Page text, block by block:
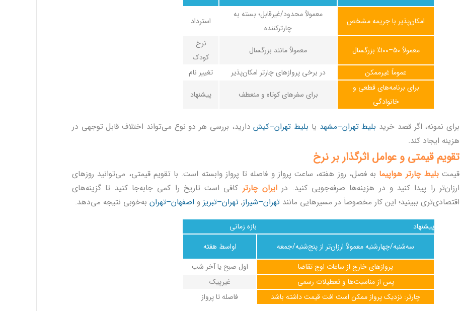
استرداد
معمولاً محدود/غیرقابل؛ بسته به
چارترکننده
امکان‌پذیر با جریمه مشخص
نرخ
کودک
معمولاً مانند بزرگسال
معمولاً 50–100٪ بزرگسال
تغییر نام
در برخی پروازهای چارتر امکان‌پذیر
عموماً غیرممکن
پیشنهاد
برای سفرهای کوتاه و منعطف
برای برنامه‌های قطعی و
خانوادگی
برای نمونه، اگر قصد خرید بلیط تهران–مشهد یا بلیط تهران–کیشدارید، بررسی هر دو نوع می‌تواند اختلاف قابل توجهی در
هزینه ایجاد کند.
تقویم قیمتی و عوامل اثرگذار بر نرخ
قیمتبلیط چارتر هواپیما به فصل، روز هفته، ساعت پرواز و فاصله تا پرواز وابسته است. با تقویم قیمتی، می‌توانید روزهای
ارزان‌تر را پیدا کنید و در هزینه‌ها صرفه‌جویی کنید. در ایران چارتر کافی است تاریخ را کمی جابه‌جا کنید تا گزینه‌های
اقتصادی‌تری ببینید؛ این کار مخصوصاً در مسیرهایی مانند تهران–شیراز, تهران–تبریز و اصفهان–تهران به‌خوبی نتیجه می‌دهد.
بازه زمانی
پیشنهاد
اواسط هفته
سه‌شنبه/چهارشنبه معمولاً ارزان‌تر از پنج‌شنبه/جمعه
اول صبح یا آخر شب
پروازهای خارج از ساعات اوج تقاضا
غیرپیک
پس از مناسبت‌ها و تعطیلات رسمی
فاصله تا پرواز
چارتر: نزدیک پرواز ممکن است افت قیمت داشته باشد